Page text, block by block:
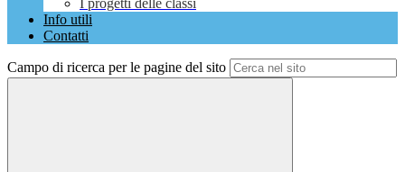
I progetti delle classi
Info utili
Contatti
Campo di ricerca per le pagine del sito